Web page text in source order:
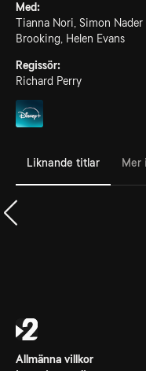
Med:
Tianna Nori, Simon
Brooking, Helen Evans
Regissör:
Richard Perry
Liknande titlar Mer
Allmänna villkor